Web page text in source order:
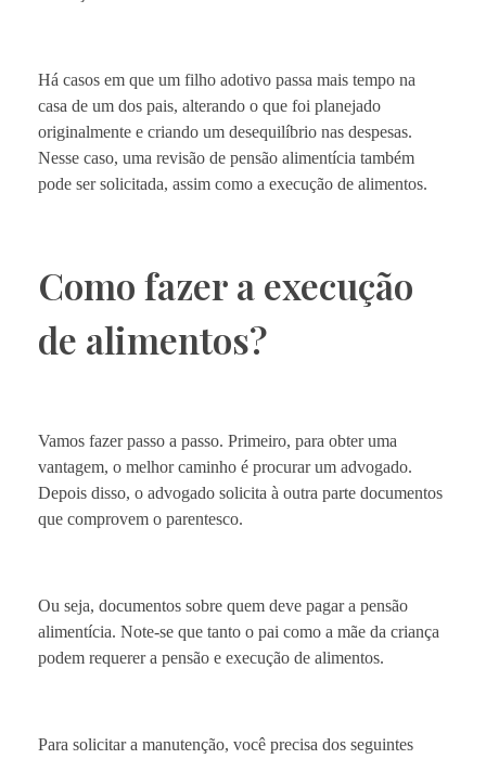
Há casos em que um filho adotivo passa mais tempo na
casa de um dos pais, alterando o que foi planejado
originalmente e criando um desequilíbrio nas despesas.
Nesse caso, uma revisão de pensão alimentícia também
pode ser solicitada, assim como a execução de alimentos.
Como fazer a execução
de alimentos?
Vamos fazer passo a passo. Primeiro, para obter uma
vantagem, o melhor caminho é procurar um advogado.
Depois disso, o advogado solicita à outra parte documentos
que comprovem o parentesco.
Ou seja, documentos sobre quem deve pagar a pensão
alimentícia. Note-se que tanto o pai como a mãe da criança
podem requerer a pensão e execução de alimentos.
Para solicitar a manutenção, você precisa dos seguintes